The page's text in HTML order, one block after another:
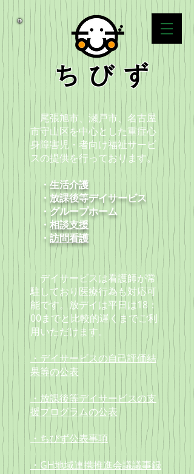
尾張旭市、瀬戸市、名古屋
市守山区を中心とした重症心
身障害児・者向け福祉サービ
スの提供を行っております。
・生活介護
・放課後等デイサービス
​ ・グループホーム
・ 相談支援
​ ・ 訪問看護
デイサービスは看護師が常
駐しており 医療行為も対応可
能です。放デイは平日は18：
00までと比較的遅くまでご利
用いただけます。
・デイサービスの自己評価結
果等の公表
・放課後等デイサービスの支
援プログラムの公表
・ちびず公表事項
・GH地域連携推進会議議事録
ちびず